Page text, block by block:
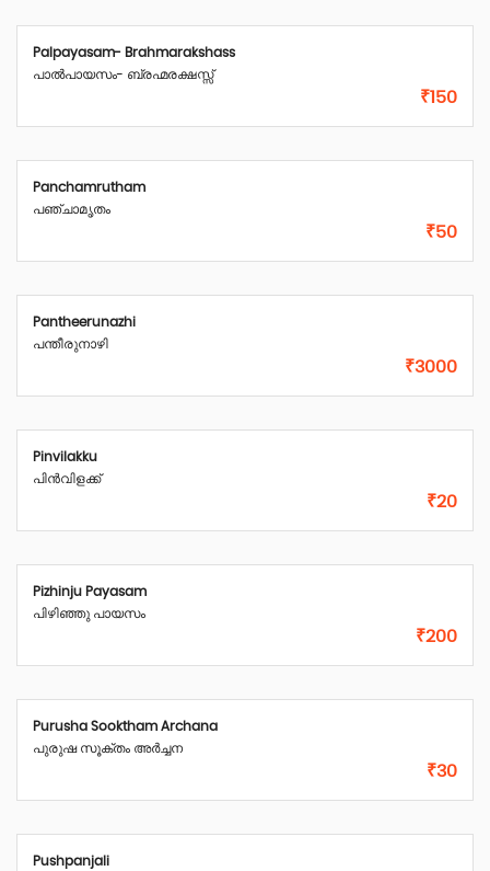
Palpayasam- Brahmarakshass
പാൽപായസം- ബ്രഹ്മരക്ഷസ്സ്
₹150
Panchamrutham
പഞ്ചാമൃതം
₹50
Pantheerunazhi
പന്തീരുനാഴി
₹3000
Pinvilakku
പിൻവിളക്ക്
₹20
Pizhinju Payasam
പിഴിഞ്ഞു പായസം
₹200
Purusha Sooktham Archana
പുരുഷ സൂക്തം അർച്ചന
₹30
Pushpanjali